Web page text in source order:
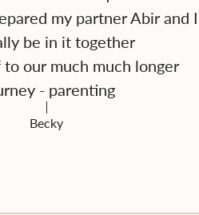
my partner Abir and I
our much much longer
- parenting!
Becky